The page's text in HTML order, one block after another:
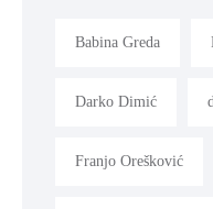
Babina Greda
Darko Dimić
Franjo Orešković